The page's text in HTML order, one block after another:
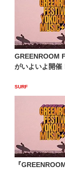
GREENROOM
がいよいよ開催
SURF
『